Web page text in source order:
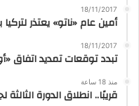
18/11/2017
أمين عام «ناتو» يعتذر
18/11/2017
تبدد توقعات تمديد اتفاق
منذ 18 ساعة
قريبًا.. انطلاق الدورة